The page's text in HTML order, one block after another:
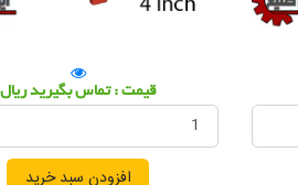
قیمت : تماس بگیرید ریال
افزودن سبد خرید